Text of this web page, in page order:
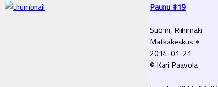
Paunu #19
Suomi, Riihimäki
Matkakeskus ⌖
2014-01-21
© Kari Paavola